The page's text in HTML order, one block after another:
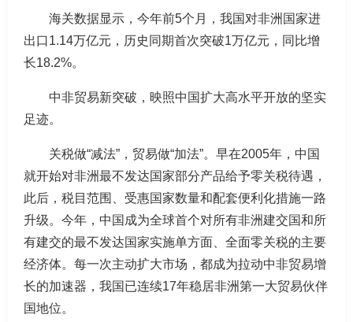
海关数据显示，今年前5个月，我国对非洲国家进
出口1.14万亿元，历史同期首次突破1万亿元，同比增
长18.2%。
中非贸易新突破，映照中国扩大高水平开放的坚实
足迹。
关税做“减法”，贸易做“加法”。早在2005年，中国
就开始对非洲最不发达国家部分产品给予零关税待遇，
此后，税目范围、受惠国家数量和配套便利化措施一路
升级。今年，中国成为全球首个对所有非洲建交国和所
有建交的最不发达国家实施单方面、全面零关税的主要
经济体。每一次主动扩大市场，都成为拉动中非贸易增
长的加速器，我国已连续17年稳居非洲第一大贸易伙伴
国地位。